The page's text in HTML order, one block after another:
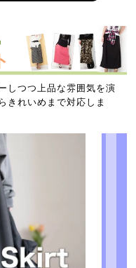
しつつ上品な雰囲気を演
きれいめまで対応しま